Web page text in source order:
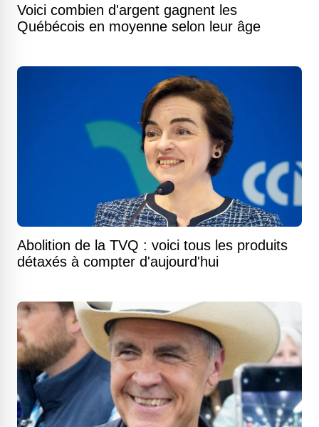
Voici combien d'argent gagnent les
Québécois en moyenne selon leur âge
Abolition de la TVQ : voici tous les produits
détaxés à compter d'aujourd'hui